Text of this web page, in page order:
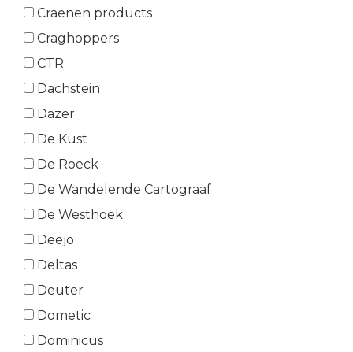
Craenen products
Craghoppers
CTR
Dachstein
Dazer
De Kust
De Roeck
De Wandelende Cartograaf
De Westhoek
Deejo
Deltas
Deuter
Dometic
Dominicus